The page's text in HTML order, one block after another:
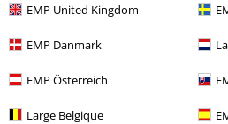
EMP United Kingdom
EMP Danmark
EMP Österreich
Large Belgique
Získejte 20% slevový poukaz, když se